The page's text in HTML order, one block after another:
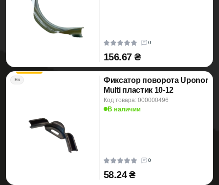
0
156.67 ₴
Hit
Фиксатор поворота Uponor
Multi пластик 10-12
Код товара: 000000496
В наличии
0
58.24 ₴